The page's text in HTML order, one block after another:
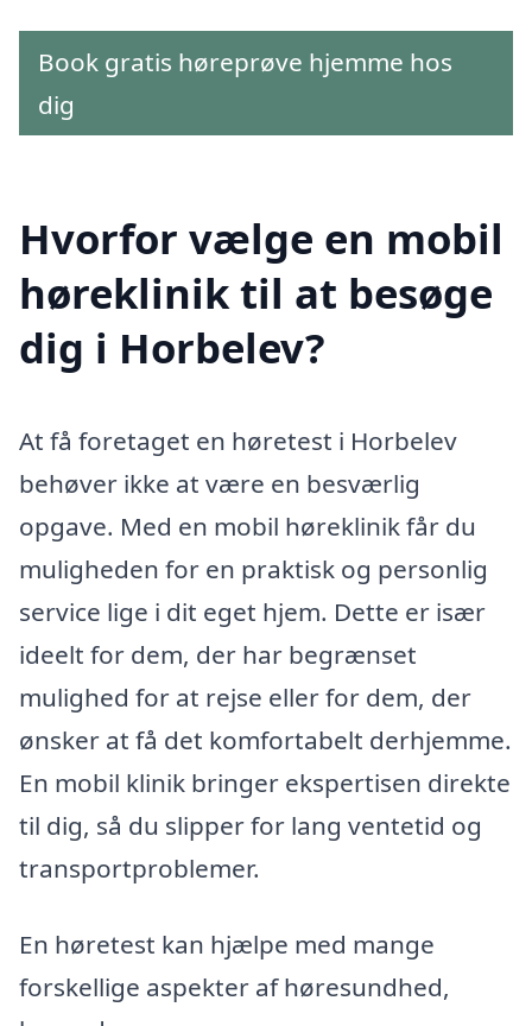
Book gratis høreprøve hjemme hos
dig
Hvorfor vælge en mobil
høreklinik til at besøge
dig i Horbelev?
At få foretaget en høretest i Horbelev
behøver ikke at være en besværlig
opgave. Med en mobil høreklinik får du
muligheden for en praktisk og personlig
service lige i dit eget hjem. Dette er især
ideelt for dem, der har begrænset
mulighed for at rejse eller for dem, der
ønsker at få det komfortabelt derhjemme.
En mobil klinik bringer ekspertisen direkte
til dig, så du slipper for lang ventetid og
transportproblemer.
En høretest kan hjælpe med mange
forskellige aspekter af høresundhed,